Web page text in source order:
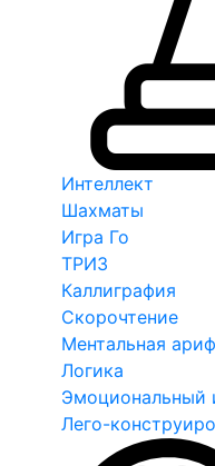
Интеллект
Шахматы
Игра Го
ТРИЗ
Каллиграфия
Скорочтение
Ментальная
Логика
Эмоциональный
Лего-